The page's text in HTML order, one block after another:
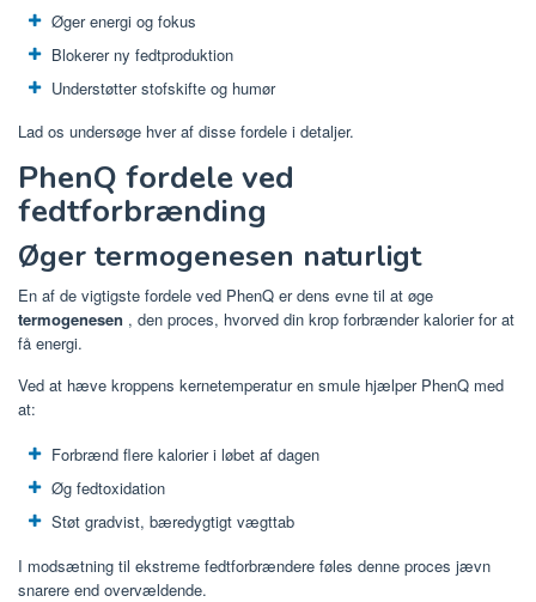
Øger energi og fokus
Blokerer ny fedtproduktion
Understøtter stofskifte og humør
Lad os undersøge hver af disse fordele i detaljer.
PhenQ fordele ved
fedtforbrænding
Øger termogenesen naturligt
En af de vigtigste fordele ved PhenQ er dens evne til at øge
termogenesen , den proces, hvorved din krop forbrænder kalorier for at
få energi.
Ved at hæve kroppens kernetemperatur en smule hjælper PhenQ med
at:
Forbrænd flere kalorier i løbet af dagen
Øg fedtoxidation
Støt gradvist, bæredygtigt vægttab
I modsætning til ekstreme fedtforbrændere føles denne proces jævn
snarere end overvældende.